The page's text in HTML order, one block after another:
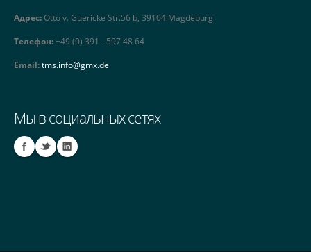
Адрес:Otto v. Guericke Str.56 b, 39104 Magdeburg
Телефон:+49 (0) 391 - 597 48 64
Email:tms.info@gmx.de
Мы в социальных сетях